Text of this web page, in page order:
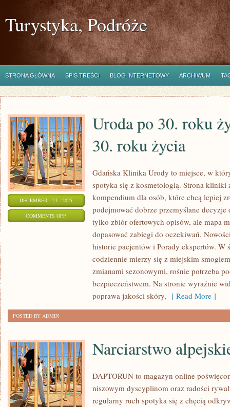
Turystyka, Podróże
STRONA GŁÓWNA SPIS TREŚCI BLOG INTERNETOWY ARCHIWUM
DECEMBER - 21 - 2025
COMMENTS OFFON
ROKU
ŻYCIA
Uroda po 30. roku
30. roku życia
Gdańska Klinika Urody to miejsce, w
spotyka się z kosmetologią. Strona kliniki
kompendium dla osób, które chcą lepiej
podejmować dobrze przemyślane decyzje
tylko zbiór ofertowych opisów, ale mapa
dopasować zabiegi do oczekiwań.
historie pacjentów i Porady ekspertów. W
codziennie mierzy się z miejskim
zmianami sezonowymi, rośnie potrzeba
bezpieczeństwem. Na stronie wyraźnie
poprawa jakości skóry, [ Read More ]
POSTED BY ADMIN
Narciarstwo
DAPTORUN to magazyn online
niszowym dyscyplinom oraz radości
regularny ruch spotyka się z chęcią